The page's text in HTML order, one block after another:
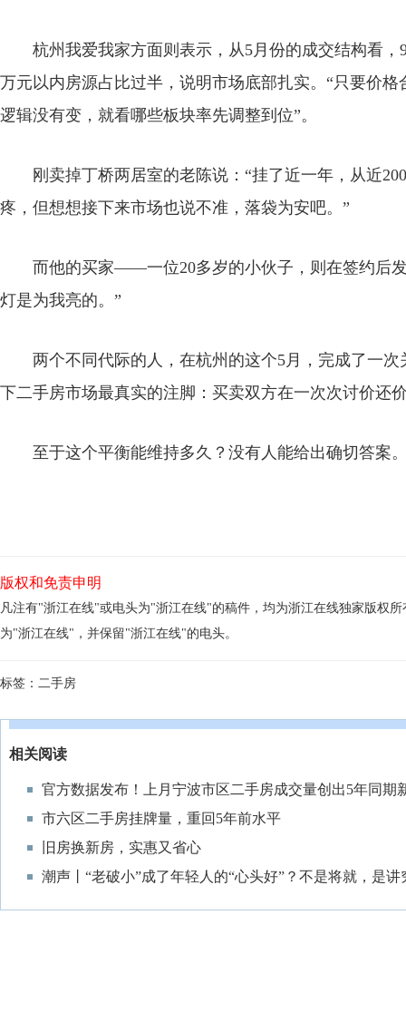
杭州我爱我家方面则表示，从5月份的成交结构看，
万元以内房源占比过半，说明市场底部扎实。“只要价格
逻辑没有变，就看哪些板块率先调整到位”。
刚卖掉丁桥两居室的老陈说：“挂了近一年，从近
疼，但想想接下来市场也说不准，落袋为安吧。”
而他的买家——一位20多岁的小伙子，则在签约后发
灯是为我亮的。”
两个不同代际的人，在杭州的这个5月，完成了一次
下二手房市场最真实的注脚：买卖双方在一次次讨价还
至于这个平衡能维持多久？没有人能给出确切答案
版权和免责申明
凡注有"浙江在线"或电头为"浙江在线"的稿件，均为浙江在线独家版权
为"浙江在线"，并保留"浙江在线"的电头。
标签： 二手房
相关阅读
官方数据发布！上月宁波市区二手房成交量创出5年同期
市六区二手房挂牌量，重回5年前水平
旧房换新房，实惠又省心
潮声丨“老破小”成了年轻人的“心头好”？不是将就，是讲